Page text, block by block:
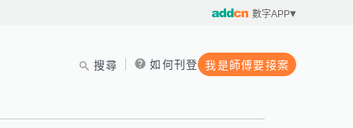
數字APP
搜尋 如何刊登 我是師傅要接案